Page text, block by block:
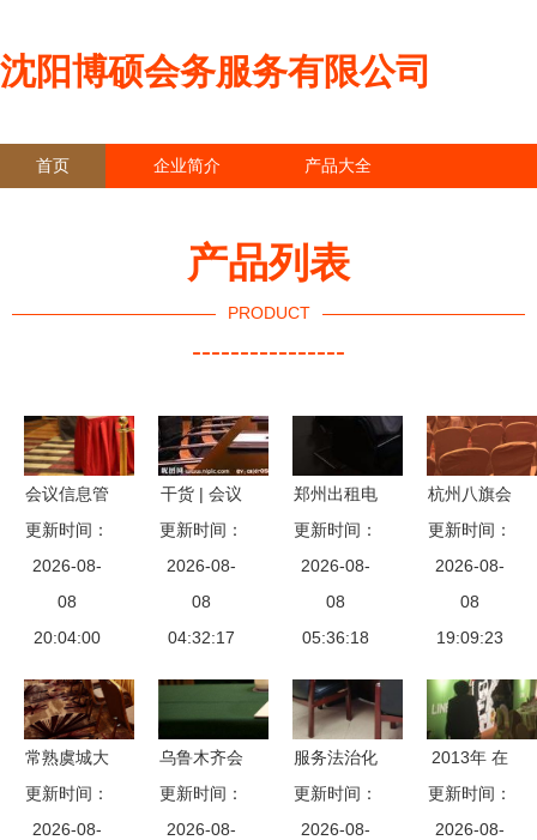
沈阳博硕会务服务有限公司
首页 企业简介 产品大全
产品列表
PRODUCT
----------------
会议信息管
理-会议信
息的内容
更新时间：
2026-08-
08
20:04:00
干货 | 会议
服务工作流
程及标准，
快收藏！
更新时间：
2026-08-
08
04:32:17
郑州出租电
话会议系
统，服务优
质，长租短
租灵活选
效会议沟通
更新时间：
2026-08-
08
05:36:18
杭州八旗会
展 专业会
议策划与庆
典展会的全
能服务专家
更新时间：
2026-08-
08
19:09:23
常熟虞城大
酒店 商务
与休闲交汇
更新时间：
2026-08-
乌鲁木齐会
议拍摄 聚
焦展览展示
更新时间：
2026-08-
服务法治化
营商环境，
听听这场会
更新时间：
2026-08-
2013年 在
地化展览展
示服务体系
更新时间：
2026-08-